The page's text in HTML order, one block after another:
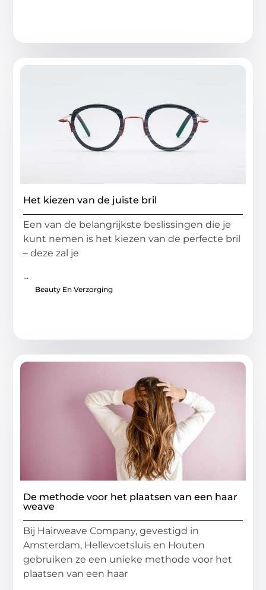
Het kiezen van de juiste bril
Een van de belangrijkste beslissingen die je
kunt nemen is het kiezen van de perfecte bril
– deze zal je
...
Beauty En Verzorging
De methode voor het plaatsen van een haar
weave
Bij Hairweave Company, gevestigd in
Amsterdam, Hellevoetsluis en Houten
gebruiken ze een unieke methode voor het
plaatsen van een haar